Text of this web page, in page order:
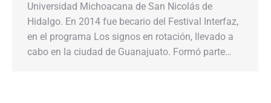
Universidad Michoacana de San Nicolás de
Hidalgo. En 2014 fue becario del Festival Interfaz,
en el programa Los signos en rotación, llevado a
cabo en la ciudad de Guanajuato. Formó parte…